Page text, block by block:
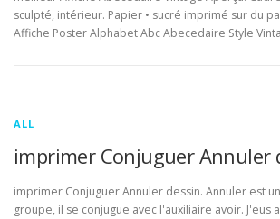
sculpté, intérieur. Papier • sucré imprimé sur du
Affiche Poster Alphabet Abc Abecedaire Style
ALL
imprimer Conjuguer Annuler
imprimer Conjuguer Annuler dessin. Annuler est
groupe, il se conjugue avec l'auxiliaire avoir. J'eus